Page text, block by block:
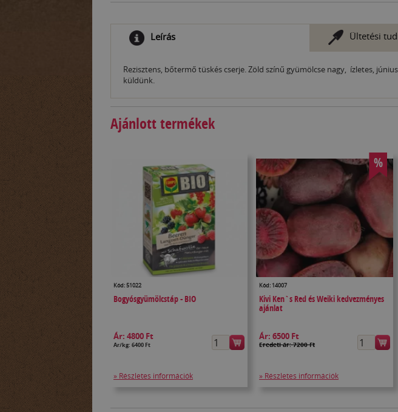
Leírás Ültetési
Rezisztens, bőtermő tüskés cserje. Zöld színű gyümölcse nagy, ízletes,
küldünk.
Ajánlott termékek
Kód: 51022
Bogyósgyümölcstáp - BIO
Ár: 4800 Ft
Ár/kg: 6400 Ft
» Részletes információk
%
Kód: 14007
Kivi Ken`s Red és Weiki kedvezményes
ajánlat
Ár:6500 Ft
Eredeti ár: 7200 Ft
» Részletes információk